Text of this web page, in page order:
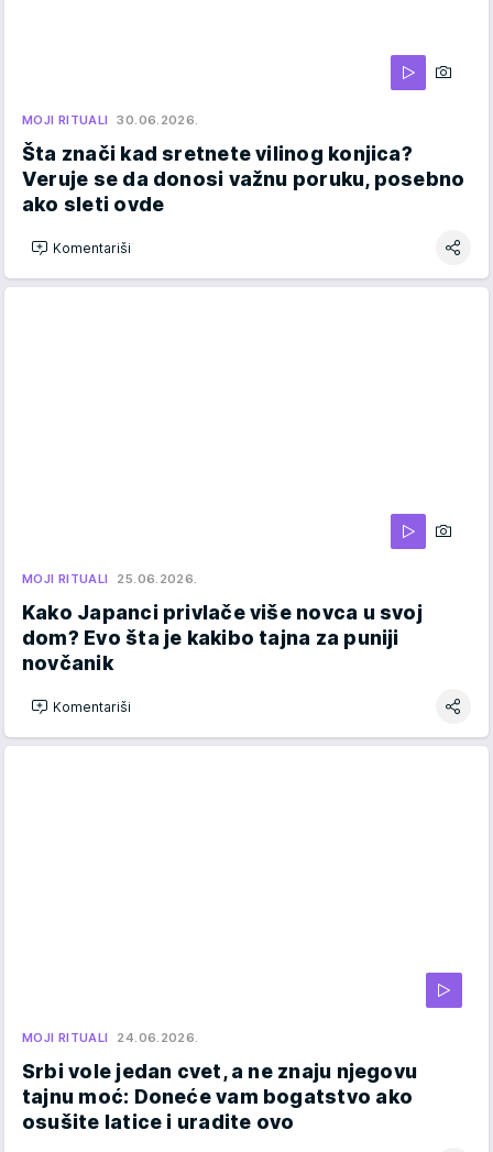
MOJI RITUALI 30.06.2026.
Šta znači kad sretnete vilinog konjica?
Veruje se da donosi važnu poruku, posebno
ako sleti ovde
Komentariši
MOJI RITUALI 25.06.2026.
Kako Japanci privlače više novca u svoj
dom? Evo šta je kakibo tajna za puniji
novčanik
Komentariši
MOJI RITUALI 24.06.2026.
Srbi vole jedan cvet, a ne znaju njegovu
tajnu moć: Doneće vam bogatstvo ako
osušite latice i uradite ovo